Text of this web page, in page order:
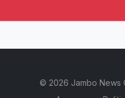
© 2026 Jambo News